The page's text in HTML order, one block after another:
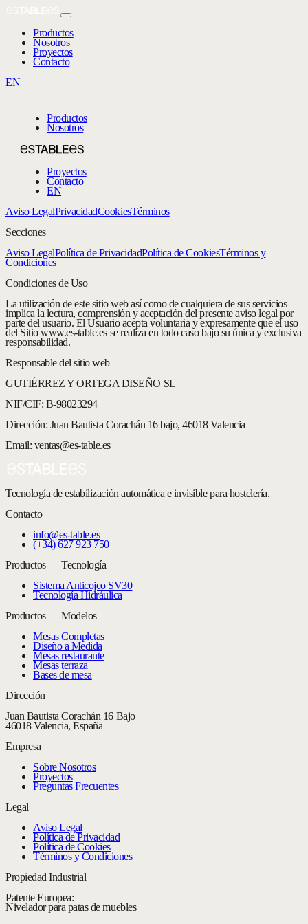
Productos
Nosotros
Proyectos
Contacto
EN
Productos
Nosotros
Proyectos
Contacto
EN
Aviso LegalPrivacidadCookiesTérminos
Secciones
Aviso LegalPolítica de PrivacidadPolítica de CookiesTérminos y
Condiciones
Condiciones de Uso
La utilización de este sitio web así como de cualquiera de sus servicios
implica la lectura, comprensión y aceptación del presente aviso legal por
parte del usuario. El Usuario acepta voluntaria y expresamente que el uso
del Sitio www.es-table.es se realiza en todo caso bajo su única y exclusiva
responsabilidad.
Responsable del sitio web
GUTIÉRREZ Y ORTEGA DISEÑO SL
NIF/CIF: B-98023294
Dirección: Juan Bautista Corachán 16 bajo, 46018 Valencia
Email: ventas@es-table.es
Tecnología de estabilización automática e invisible para hostelería.
Contacto
info@es-table.es
(+34) 627 923 750
Productos — Tecnología
Sistema Anticojeo SV30
Tecnología Hidráulica
Productos — Modelos
Mesas Completas
Diseño a Medida
Mesas restaurante
Mesas terraza
Bases de mesa
Dirección
Juan Bautista Corachán 16 Bajo
46018 Valencia, España
Empresa
Sobre Nosotros
Proyectos
Preguntas Frecuentes
Legal
Aviso Legal
Política de Privacidad
Política de Cookies
Términos y Condiciones
Propiedad Industrial
Patente Europea:
Nivelador para patas de muebles